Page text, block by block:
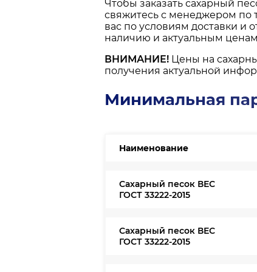
Чтобы заказать сахарный
свяжитесь с менеджером по
вас по условиям доставки и
наличию и актуальным ценам
ВНИМАНИЕ! Цены на
получения актуальной
Минимальная
Наименование
Сахарный песок ВЕС
ГОСТ 33222-2015
Сахарный песок ВЕС
ГОСТ 33222-2015